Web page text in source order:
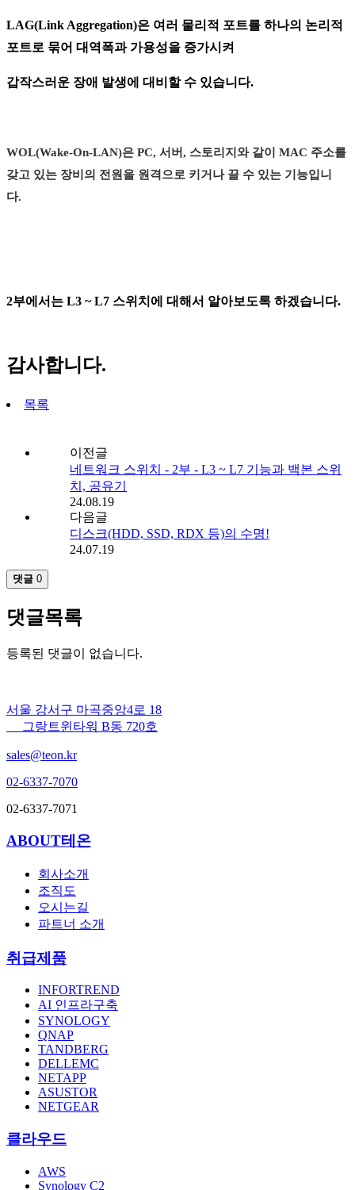
LAG(Link Aggregation)은 여러 물리적 포트를 하나의 논리적
포트로 묶어 대역폭과 가용성을 증가시켜
갑작스러운 장애 발생에 대비할 수 있습니다.
WOL(Wake-On-LAN)은 PC, 서버, 스토리지와 같이 MAC 주소를
갖고 있는 장비의 전원을 원격으로 키거나 끌 수 있는 기능입니
다.
2부에서는 L3 ~ L7 스위치에 대해서 알아보도록 하겠습니다.
감사합니다.
목록
이전글
네트워크 스위치 - 2부 - L3 ~ L7 기능과 백본 스위
치, 공유기
24.08.19
다음글
디스크(HDD, SSD, RDX 등)의 수명!
24.07.19
댓글 0
댓글목록
등록된 댓글이 없습니다.
서울 강서구 마곡중앙4로 18
그랑트윈타워 B동 720호
sales@teon.kr
02-6337-7070
02-6337-7071
ABOUT테온
회사소개
조직도
오시는길
파트너 소개
취급제품
INFORTREND
AI 인프라구축
SYNOLOGY
QNAP
TANDBERG
DELLEMC
NETAPP
ASUSTOR
NETGEAR
클라우드
AWS
Synology C2